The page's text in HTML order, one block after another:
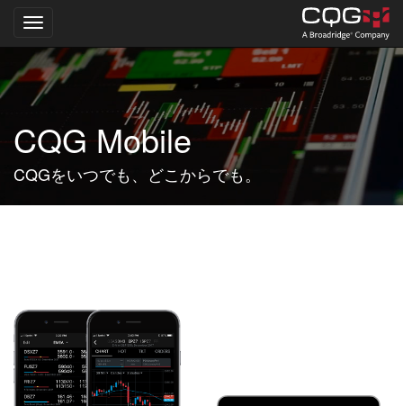
main
content
Toggle navigation
CQG Mobile
CQGをいつでも、どこからでも。